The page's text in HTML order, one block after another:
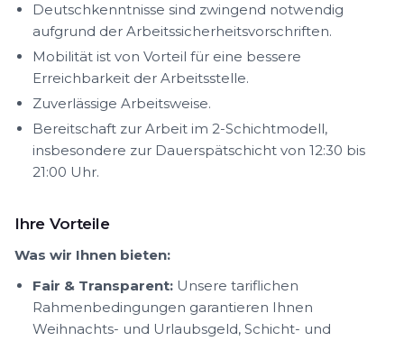
Deutschkenntnisse sind zwingend notwendig
aufgrund der Arbeitssicherheitsvorschriften.
Mobilität ist von Vorteil für eine bessere
Erreichbarkeit der Arbeitsstelle.
Zuverlässige Arbeitsweise.
Bereitschaft zur Arbeit im 2-Schichtmodell,
insbesondere zur Dauerspätschicht von 12:30 bis
21:00 Uhr.
Ihre Vorteile
Was wir Ihnen bieten:
Fair & Transparent: Unsere tariflichen
Rahmenbedingungen garantieren Ihnen
Weihnachts- und Urlaubsgeld, Schicht- und